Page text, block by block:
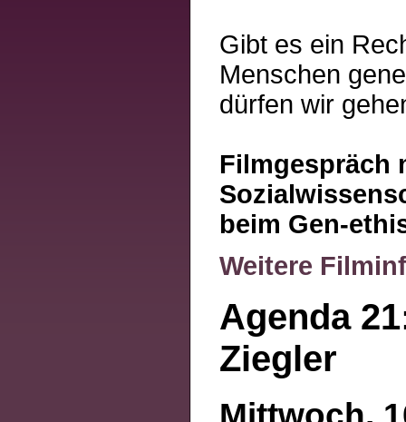
Gibt es ein
Menschen
dürfen wir
Filmgespräch
beim Gen-
Weitere
Agenda
Ziegler